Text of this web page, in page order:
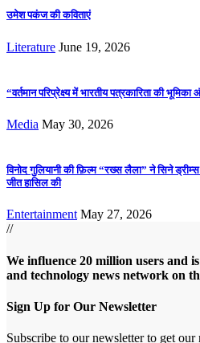
उमेश पकंज की कविताएं
Literature June 19, 2026
“वर्तमान परिप्रेक्ष्य में भारतीय पत्रकारिता की
Media May 30, 2026
विनोद गुलियानी की फ़िल्म “रख्स लैला” ने सिने
जीत हासिल की
Entertainment May 27, 2026
//
We influence 20 million users and
and technology news network on
Sign Up for Our Newsletter
Subscribe to our newsletter to get